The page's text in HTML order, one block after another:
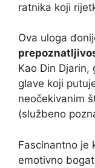
ratnika koji
Ova uloga
Kao Din Djarin,
glave koji
neočekivanim
(službeno
Fascinantno je
emotivno